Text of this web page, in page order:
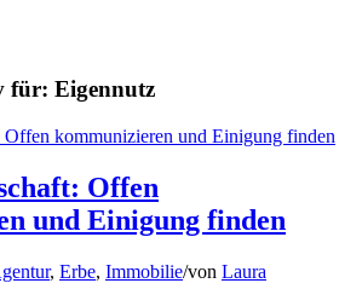
für: Eigennutz
Offen
und Einigung finden
, Erbe, Immobilie/von Laura